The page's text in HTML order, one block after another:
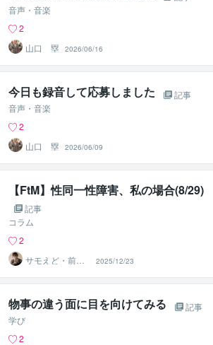
音声・音楽
2
山口 塁
2026/06/16
今日も録音して応募しました
記事
音声・音楽
2
山口 塁
2026/06/09
【FtM】性同一性障害、私の場合(8/29)
記事
コラム
2
サモえど・前向
きなFtM☺︎
2025/12/23
物事の違う面に目を向けてみる
記事
学び
2